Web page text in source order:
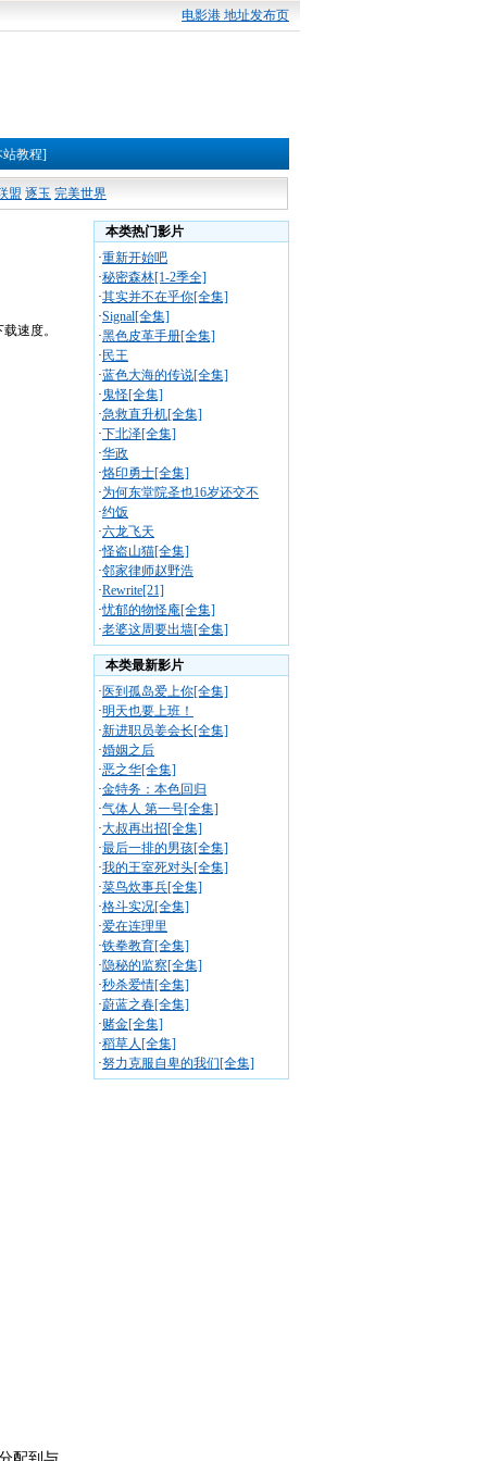
电影港 地址发布页
站教程]
盟 逐玉 完美世界
速度。
本类热门影片
·重新开始吧
·秘密森林[1-2季全]
·其实并不在乎你[全集]
·Signal[全集]
·黑色皮革手册[全集]
· 民王
·蓝色大海的传说[全集]
· 鬼怪[全集]
·急救直升机[全集]
·下北泽[全集]
·华政
·烙印勇士[全集]
·为何东堂院圣也16岁还交不
·约饭
·六龙飞天
·怪盗山猫[全集]
·邻家律师赵野浩
·Rewrite[21]
·忧郁的物怪庵[全集]
·老婆这周要出墙[全集]
本类最新影片
· 医到孤岛爱上你[全集]
·明天也要上班！
·新进职员姜会长[全集]
·婚姻之后
·恶之华[全集]
·金特务：本色回归
·气体人 第一号[全集]
·大叔再出招[全集]
·最后一排的男孩[全集]
·我的王室死对头[全集]
·菜鸟炊事兵[全集]
·格斗实况[全集]
·爱在连理里
·铁拳教育[全集]
·隐秘的监察[全集]
·秒杀爱情[全集]
·蔚蓝之春[全集]
·赌金[全集]
·稻草人[全集]
·努力克服自卑的我们[全集]